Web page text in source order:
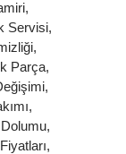
,
Servisi,
,
Parça,
,
,
,
,